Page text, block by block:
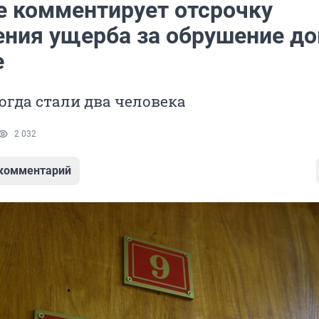
комментирует отсрочку
ущерба за обрушение
стали два человека
2 032